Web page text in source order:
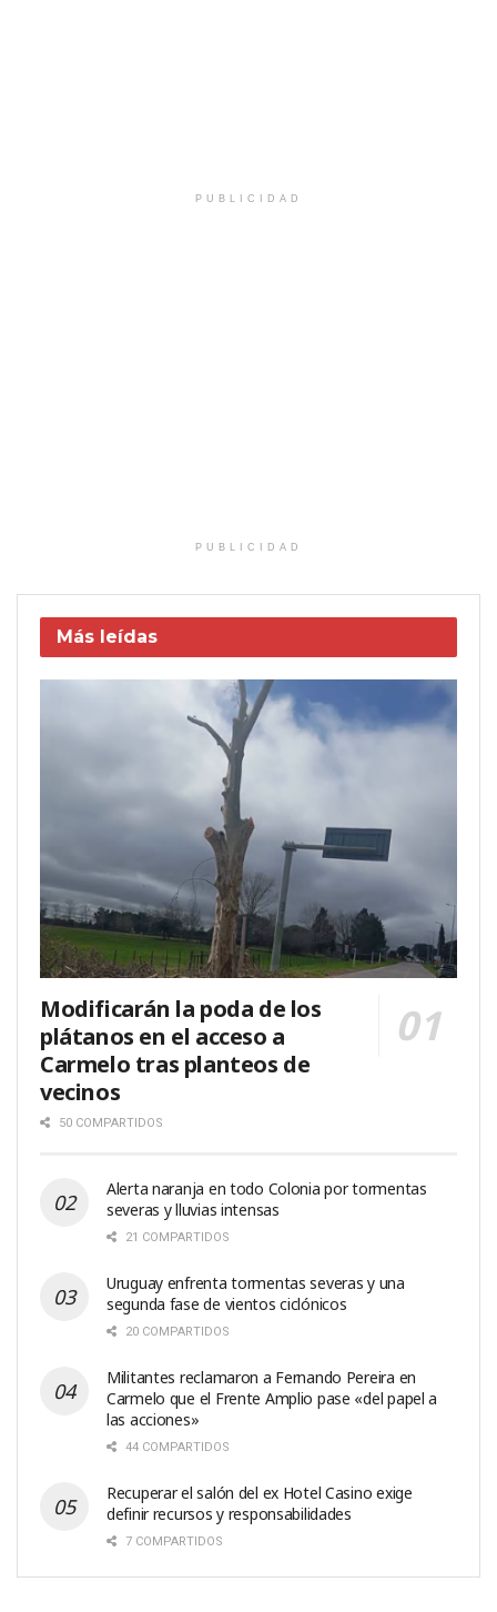
PUBLICIDAD
PUBLICIDAD
Más leídas
Modificarán la poda de los
plátanos en el acceso a
Carmelo tras planteos de
vecinos
50 COMPARTIDOS
Alerta naranja en todo Colonia por tormentas
severas y lluvias intensas
21 COMPARTIDOS
Uruguay enfrenta tormentas severas y una
segunda fase de vientos ciclónicos
20 COMPARTIDOS
Militantes reclamaron a Fernando Pereira en
Carmelo que el Frente Amplio pase «del papel a
las acciones»
44 COMPARTIDOS
Recuperar el salón del ex Hotel Casino exige
definir recursos y responsabilidades
7 COMPARTIDOS